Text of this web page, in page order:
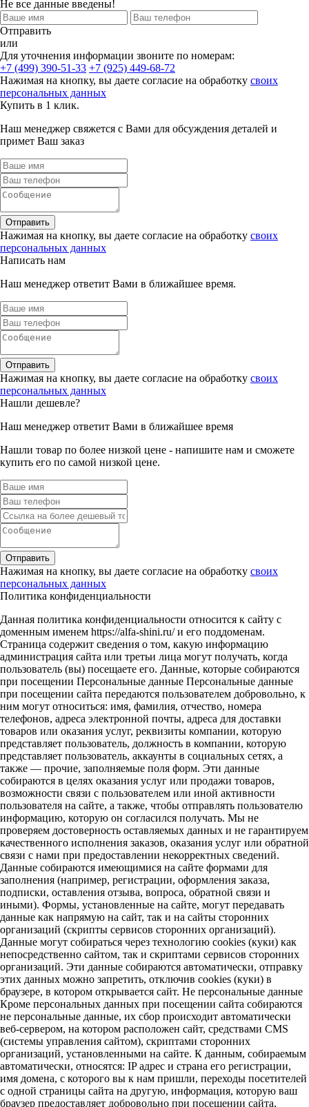
Не все данные введены!
Отправить
или
Для уточнения информации звоните по номерам:
+7 (499) 390-51-33 +7 (925) 449-68-72
Нажимая на кнопку, вы даете согласие на обработку своих
персональных данных
Купить в 1 клик.
Наш менеджер свяжется с Вами для обсуждения деталей и
примет Ваш заказ
Отправить
Нажимая на кнопку, вы даете согласие на обработку своих
персональных данных
Написать нам
Наш менеджер ответит Вами в ближайшее время.
Отправить
Нажимая на кнопку, вы даете согласие на обработку своих
персональных данных
Нашли дешевле?
Наш менеджер ответит Вами в ближайшее время
Нашли товар по более низкой цене - напишите нам и сможете
купить его по самой низкой цене.
Отправить
Нажимая на кнопку, вы даете согласие на обработку своих
персональных данных
Политика конфиденциальности
Данная политика конфиденциальности относится к сайту с
доменным именем https://alfa-shini.ru/ и его поддоменам.
Страница содержит сведения о том, какую информацию
администрация сайта или третьи лица могут получать, когда
пользователь (вы) посещаете его. Данные, которые собираются
при посещении Персональные данные Персональные данные
при посещении сайта передаются пользователем добровольно, к
ним могут относиться: имя, фамилия, отчество, номера
телефонов, адреса электронной почты, адреса для доставки
товаров или оказания услуг, реквизиты компании, которую
представляет пользователь, должность в компании, которую
представляет пользователь, аккаунты в социальных сетях, а
также — прочие, заполняемые поля форм. Эти данные
собираются в целях оказания услуг или продажи товаров,
возможности связи с пользователем или иной активности
пользователя на сайте, а также, чтобы отправлять пользователю
информацию, которую он согласился получать. Мы не
проверяем достоверность оставляемых данных и не гарантируем
качественного исполнения заказов, оказания услуг или обратной
связи с нами при предоставлении некорректных сведений.
Данные собираются имеющимися на сайте формами для
заполнения (например, регистрации, оформления заказа,
подписки, оставления отзыва, вопроса, обратной связи и
иными). Формы, установленные на сайте, могут передавать
данные как напрямую на сайт, так и на сайты сторонних
организаций (скрипты сервисов сторонних организаций).
Данные могут собираться через технологию cookies (куки) как
непосредственно сайтом, так и скриптами сервисов сторонних
организаций. Эти данные собираются автоматически, отправку
этих данных можно запретить, отключив cookies (куки) в
браузере, в котором открывается сайт. Не персональные данные
Кроме персональных данных при посещении сайта собираются
не персональные данные, их сбор происходит автоматически
веб-сервером, на котором расположен сайт, средствами CMS
(системы управления сайтом), скриптами сторонних
организаций, установленными на сайте. К данным, собираемым
автоматически, относятся: IP адрес и страна его регистрации,
имя домена, с которого вы к нам пришли, переходы посетителей
с одной страницы сайта на другую, информация, которую ваш
браузер предоставляет добровольно при посещении сайта,